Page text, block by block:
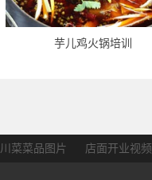
芋儿鸡火锅培训
川菜菜品图片 店面开业视频